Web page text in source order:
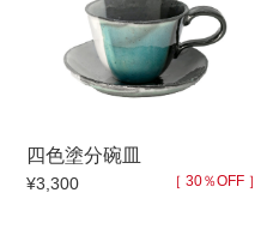
四色塗分碗皿
¥3,300 ［ 30％OFF ］